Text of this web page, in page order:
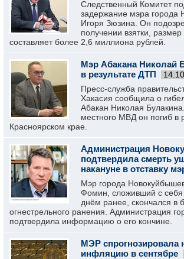
Следственный Комитет
задержание мэра города
Игоря Зюзина. Он
получении взятки, размер
составляет более 2,6 миллиона рублей.
Мэр Абакана Николай
в результате ДТП
Пресс-служба
Хакасия сообщила о
Абакан Николая
местного МВД он погиб в
Красноярском крае.
Администрация
подтвердила смерть
накануне в отставку
Мэр города
Фомин, сложивший с
днём ранее, скончался в
огнестрельного ранения. Администрация
подтвердила информацию о его кончине.
МЭР спрогнозировала
инфляцию в сентябре